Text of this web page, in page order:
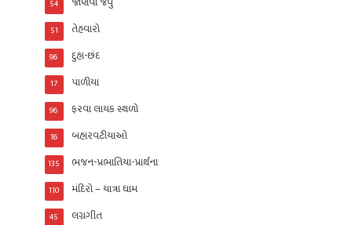
54
તેહવારો
51
દુહા-છંદ
96
પાળીયા
17
ફરવા લાયક સ્થળો
96
બહારવટીયાઓ
16
ભજન-પ્રભાતિયા-પ્રાર્થના
135
મંદિરો – યાત્રા ધામ
110
લગ્નગીત
45